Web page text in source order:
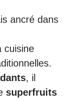
ancré dans
cuisine
, il
superfruits